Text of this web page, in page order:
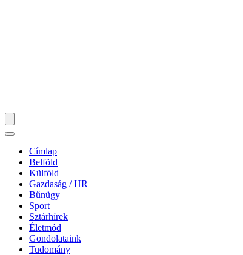
Címlap
Belföld
Külföld
Gazdaság / HR
Bűnügy
Sport
Sztárhírek
Életmód
Gondolataink
Tudomány